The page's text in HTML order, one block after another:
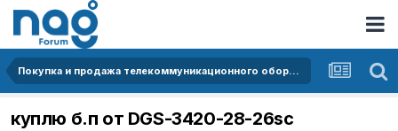
Покупка и продажа телекоммуникационного оборудования
куплю б.п от DGS-3420-28-26sc